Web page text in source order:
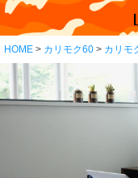
HOME カリモク60 カリモ